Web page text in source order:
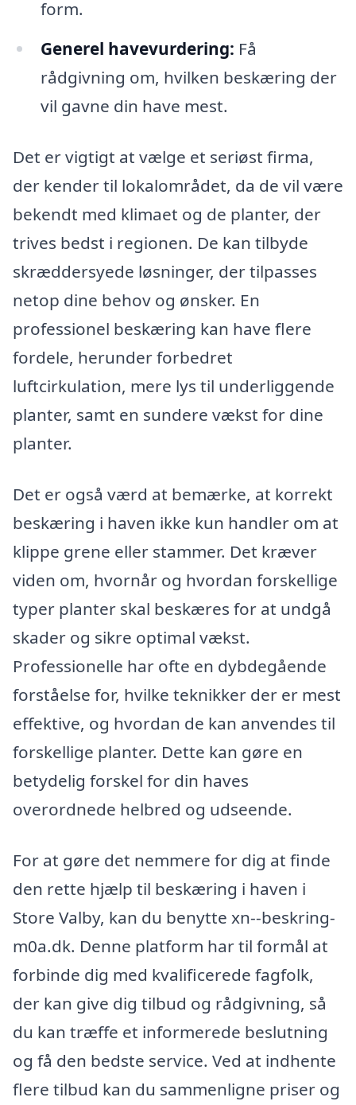
form.
Generel havevurdering: Få
rådgivning om, hvilken beskæring der
vil gavne din have mest.
Det er vigtigt at vælge et seriøst firma,
der kender til lokalområdet, da de vil være
bekendt med klimaet og de planter, der
trives bedst i regionen. De kan tilbyde
skræddersyede løsninger, der tilpasses
netop dine behov og ønsker. En
professionel beskæring kan have flere
fordele, herunder forbedret
luftcirkulation, mere lys til underliggende
planter, samt en sundere vækst for dine
planter.
Det er også værd at bemærke, at korrekt
beskæring i haven ikke kun handler om at
klippe grene eller stammer. Det kræver
viden om, hvornår og hvordan forskellige
typer planter skal beskæres for at undgå
skader og sikre optimal vækst.
Professionelle har ofte en dybdegående
forståelse for, hvilke teknikker der er mest
effektive, og hvordan de kan anvendes til
forskellige planter. Dette kan gøre en
betydelig forskel for din haves
overordnede helbred og udseende.
For at gøre det nemmere for dig at finde
den rette hjælp til beskæring i haven i
Store Valby, kan du benytte xn--beskring-
m0a.dk. Denne platform har til formål at
forbinde dig med kvalificerede fagfolk,
der kan give dig tilbud og rådgivning, så
du kan træffe et informerede beslutning
og få den bedste service. Ved at indhente
flere tilbud kan du sammenligne priser og